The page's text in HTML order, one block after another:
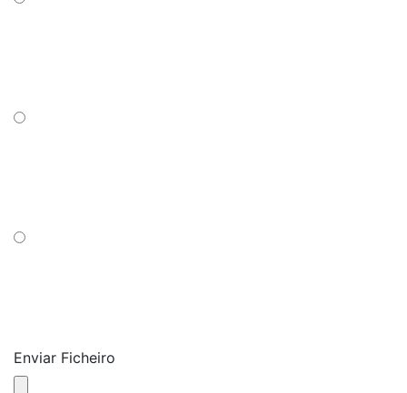
Enviar Ficheiro